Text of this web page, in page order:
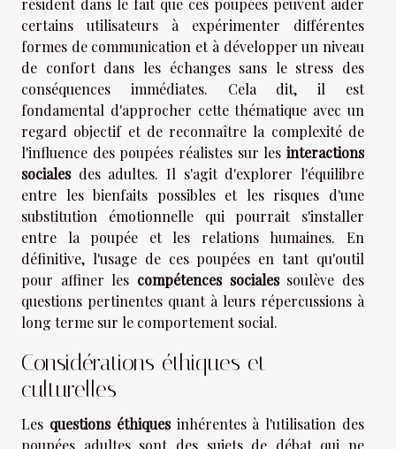
résident dans le fait que ces poupées peuvent aider
certains utilisateurs à expérimenter différentes
formes de communication et à développer un niveau
de confort dans les échanges sans le stress des
conséquences immédiates. Cela dit, il est
fondamental d'approcher cette thématique avec un
regard objectif et de reconnaître la complexité de
l'influence des poupées réalistes sur les interactions
socialesdes adultes. Il s'agit d'explorer l'équilibre
entre les bienfaits possibles et les risques d'une
substitution émotionnelle qui pourrait s'installer
entre la poupée et les relations humaines. En
définitive, l'usage de ces poupées en tant qu'outil
pour affiner les compétences socialessoulève des
questions pertinentes quant à leurs répercussions à
long terme sur le comportement social.
Considérations éthiques et
culturelles
Les questions éthiquesinhérentes à l'utilisation des
poupées adultes sont des sujets de débat qui ne